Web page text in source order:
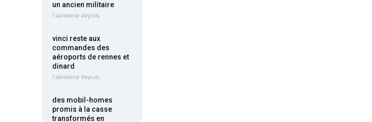
un ancien militaire
1 semaine depuis
vinci reste aux
commandes des
aéroports de rennes et
dinard
1 semaine depuis
des mobil-homes
promis à la casse
transformés en